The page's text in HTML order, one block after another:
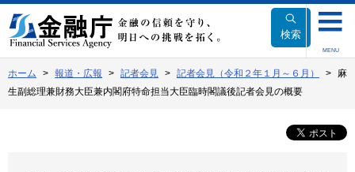
文
へ
動
検索
MENU
ホーム 報道・広報 記者会見 記者会見（令和２年１月～６月）
麻
生副総理兼財務大臣兼内閣府特命担当大臣臨時閣議後記者会見の概要